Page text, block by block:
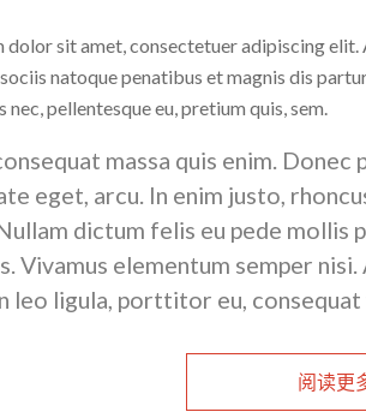
dolor sit amet, consectetuer adipiscing
natoque penatibus et magnis dis
pellentesque eu, pretium quis, sem.
massa quis enim.
eget, arcu. In enim justo,
dictum felis eu pede mollis
Vivamus elementum semper
leo ligula, porttitor eu,
阅读更